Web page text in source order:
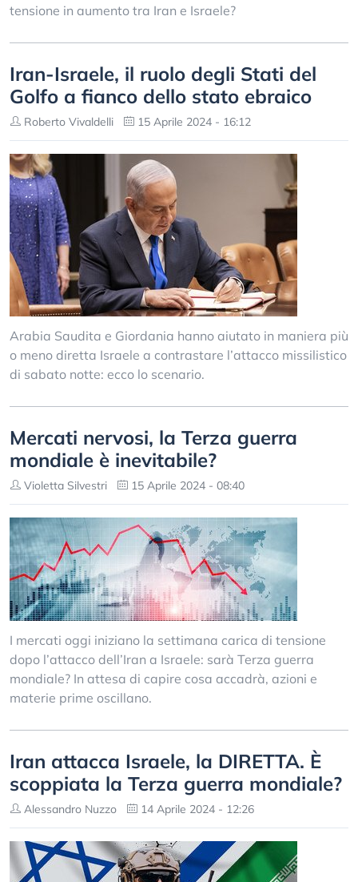
tensione in aumento tra Iran e Israele?
Iran-Israele, il ruolo degli Stati del
Golfo a fianco dello stato ebraico
Roberto Vivaldelli 15 Aprile 2024 - 16:12
Arabia Saudita e Giordania hanno aiutato in maniera più
o meno diretta Israele a contrastare l’attacco missilistico
di sabato notte: ecco lo scenario.
Mercati nervosi, la Terza guerra
mondiale è inevitabile?
Violetta Silvestri 15 Aprile 2024 - 08:40
I mercati oggi iniziano la settimana carica di tensione
dopo l’attacco dell’Iran a Israele: sarà Terza guerra
mondiale? In attesa di capire cosa accadrà, azioni e
materie prime oscillano.
Iran attacca Israele, la DIRETTA. È
scoppiata la Terza guerra mondiale?
Alessandro Nuzzo 14 Aprile 2024 - 12:26